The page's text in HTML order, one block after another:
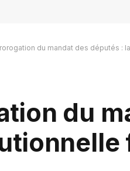
du mandat des députés :
du